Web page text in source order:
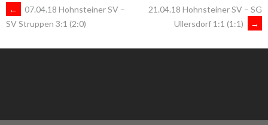
ARTIKEL-
NAVIGATION
←
07.04.18 Hohnsteiner SV –
SV Struppen 3:1 (2:0)
21.04.18 Hohnsteiner SV – SG
Ullersdorf 1:1 (1:1)
→